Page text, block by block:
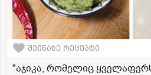
შეინახე რეცეპტი
"აჯიკა, რომელიც